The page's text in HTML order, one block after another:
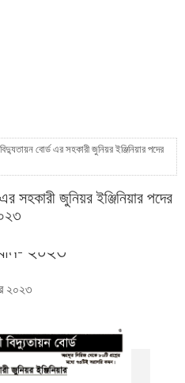
বোর্ড এর সহকারী জুনিয়র ইঞ্জিনিয়ার পদের
সহকারী জুনিয়র ইঞ্জিনিয়ার পদের
বোর্ড এর
পদের MCQ
২০২৩
২০২৩